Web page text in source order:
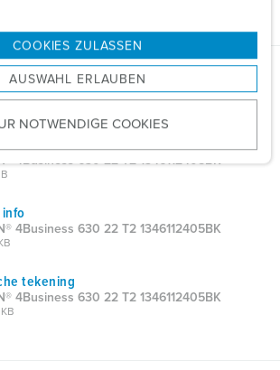
COOKIES ZULASSEN
AUSWAHL ERLAUBEN
NOTWENDIGE COOKIES
& Downloads
4Business 630 22 T2 1346112405BK
info
4Business 630 22 T2 1346112405BK
tekening
4Business 630 22 T2 1346112405BK